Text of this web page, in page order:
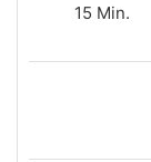
15 Min.